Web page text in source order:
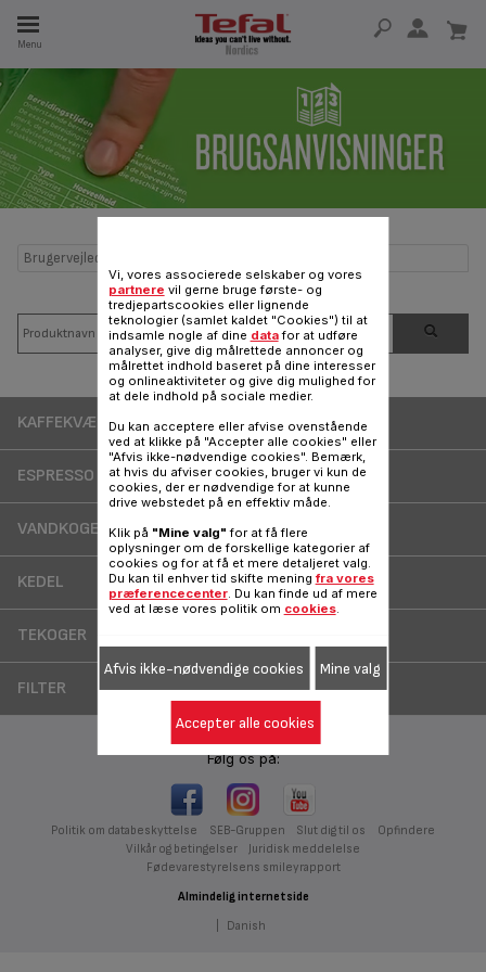
Menu
I 15 ÅR
Brugervejledninger og ofte stillede spørgsmål Drikkevarer
KAFFEKVÆRN
ESPRESSO
VANDKOGER
KEDEL
TEKOGER
FILTER
Følg os på:
Politik om databeskyttelse SEB-Gruppen Slut dig til os
Opfindere
Vilkår og betingelser
Juridisk meddelelse
Fødevarestyrelsens smileyrapport
Almindelig internetside
Danish
Vi, vores associerede selskaber og vores
partnere vil gerne bruge første- og
tredjepartscookies eller lignende
teknologier (samlet kaldet "Cookies") til at
indsamle nogle af dine datafor at udføre
analyser, give dig målrettede annoncer og
målrettet indhold baseret på dine interesser
og onlineaktiviteter og give dig mulighed for
at dele indhold på sociale medier.
Du kan acceptere eller afvise ovenstående
ved at klikke på "Accepter alle cookies" eller
"Afvis ikke-nødvendige cookies". Bemærk,
at hvis du afviser cookies, bruger vi kun de
cookies, der er nødvendige for at kunne
drive webstedet på en effektiv måde.
Klik på "Mine valg" for at få flere
oplysninger om de forskellige kategorier af
cookies og for at få et mere detaljeret valg.
Du kan til enhver tid skifte mening fra vores
præferencecenter. Du kan finde ud af mere
ved at læse vores politik om cookies.
Afvis ikke-nødvendige cookies Mine valg
Accepter alle cookies